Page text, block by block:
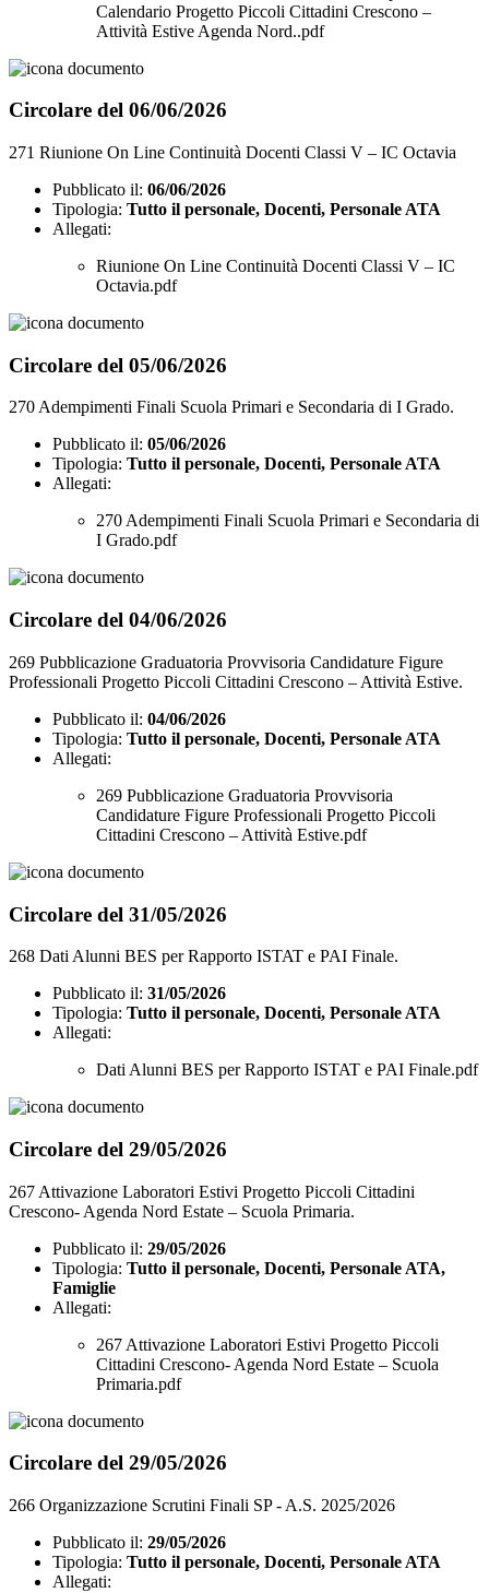
Calendario Progetto Piccoli Cittadini Crescono –
Attività Estive Agenda Nord..pdf
Circolare del 06/06/2026
271 Riunione On Line Continuità Docenti Classi V – IC Octavia
Pubblicato il: 06/06/2026
Tipologia: Tutto il personale, Docenti, Personale ATA
Allegati:
Riunione On Line Continuità Docenti Classi V – IC
Octavia.pdf
Circolare del 05/06/2026
270 Adempimenti Finali Scuola Primari e Secondaria di I Grado.
Pubblicato il: 05/06/2026
Tipologia: Tutto il personale, Docenti, Personale ATA
Allegati:
270 Adempimenti Finali Scuola Primari e Secondaria di
I Grado.pdf
Circolare del 04/06/2026
269 Pubblicazione Graduatoria Provvisoria Candidature Figure
Professionali Progetto Piccoli Cittadini Crescono – Attività Estive.
Pubblicato il: 04/06/2026
Tipologia: Tutto il personale, Docenti, Personale ATA
Allegati:
269 Pubblicazione Graduatoria Provvisoria
Candidature Figure Professionali Progetto Piccoli
Cittadini Crescono – Attività Estive.pdf
Circolare del 31/05/2026
268 Dati Alunni BES per Rapporto ISTAT e PAI Finale.
Pubblicato il: 31/05/2026
Tipologia: Tutto il personale, Docenti, Personale ATA
Allegati:
Dati Alunni BES per Rapporto ISTAT e PAI Finale.pdf
Circolare del 29/05/2026
267 Attivazione Laboratori Estivi Progetto Piccoli Cittadini
Crescono- Agenda Nord Estate – Scuola Primaria.
Pubblicato il: 29/05/2026
Tipologia: Tutto il personale, Docenti, Personale ATA,
Famiglie
Allegati:
267 Attivazione Laboratori Estivi Progetto Piccoli
Cittadini Crescono- Agenda Nord Estate – Scuola
Primaria.pdf
Circolare del 29/05/2026
266 Organizzazione Scrutini Finali SP - A.S. 2025/2026
Pubblicato il: 29/05/2026
Tipologia: Tutto il personale, Docenti, Personale ATA
Allegati: